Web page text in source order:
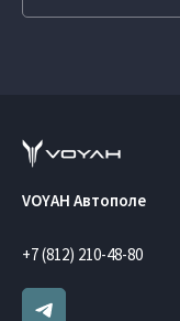
VOYAH Автополе
+7 (812) 210-48-80